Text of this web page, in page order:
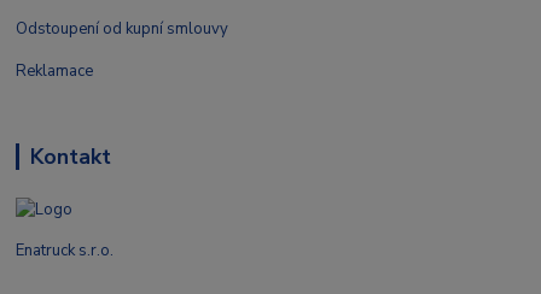
Odstoupení od kupní smlouvy
Reklamace
Kontakt
Enatruck s.r.o.